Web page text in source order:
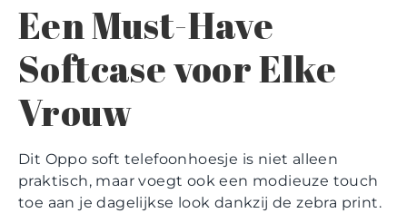
Een Must-Have
Softcase voor Elke
Vrouw
Dit Oppo soft telefoonhoesje is niet alleen
praktisch, maar voegt ook een modieuze touch
toe aan je dagelijkse look dankzij de zebra print.